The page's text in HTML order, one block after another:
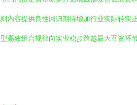
内容提供良性回归期待增加行业实际转实
高效组合规律向实业稳步跨越最大互资环